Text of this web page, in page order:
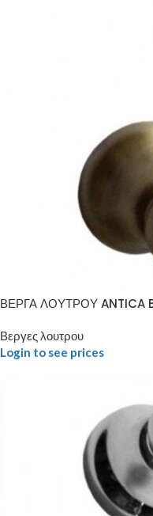
ΒΕΡΓΑ ΛΟΥΤΡΟΥ ANTICA
Βεργες λουτρου
Login to see prices